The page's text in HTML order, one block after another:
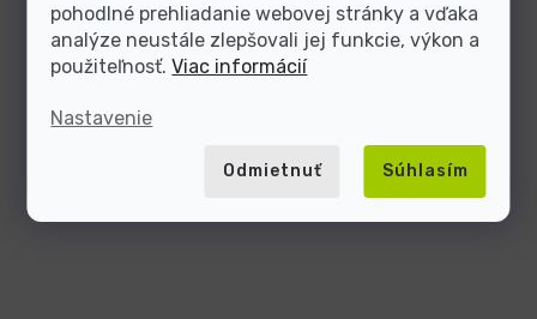
pohodlné prehliadanie webovej stránky a vďaka
analýze neustále zlepšovali jej funkcie, výkon a
použiteľnosť.Viac informácií
Nastavenie
Odmietnuť Súhlasím